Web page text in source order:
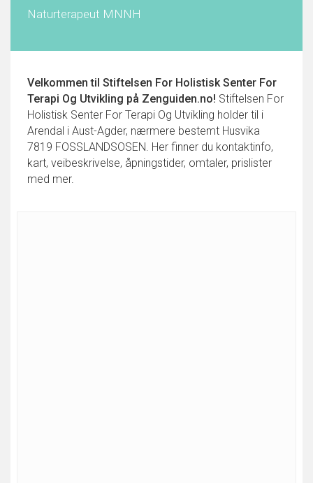
Naturterapeut MNNH
Velkommen til Stiftelsen For Holistisk Senter For
Terapi Og Utvikling på Zenguiden.no! Stiftelsen For
Holistisk Senter For Terapi Og Utvikling holder til i
Arendal i Aust-Agder, nærmere bestemt Husvika
7819 FOSSLANDSOSEN. Her finner du kontaktinfo,
kart, veibeskrivelse, åpningstider, omtaler, prislister
med mer.